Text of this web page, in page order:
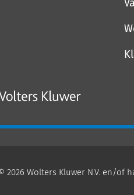
2026 Wolters Kluwer N.V. en/of